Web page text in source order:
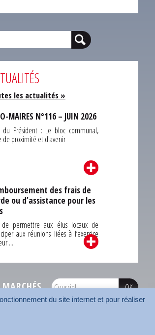
les actualités »
MAIRES N°116 – JUIN 2026
Président : Le bloc communal,
de proximité et d'avenir
des frais de
ou d’assistance pour les
de permettre aux élus locaux de
aux réunions liées à l’exercice
...
du site internet et pour réaliser